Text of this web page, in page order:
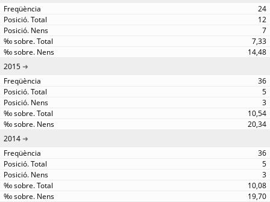
24
12
7
7,33
14,48
2015
36
5
3
10,54
20,34
2014
36
5
3
10,08
19,70